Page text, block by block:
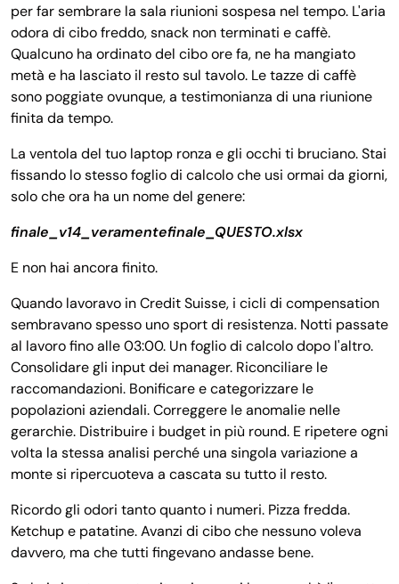
per far sembrare la sala riunioni sospesa nel tempo. L'aria
odora di cibo freddo, snack non terminati e caffè.
Qualcuno ha ordinato del cibo ore fa, ne ha mangiato
metà e ha lasciato il resto sul tavolo. Le tazze di caffè
sono poggiate ovunque, a testimonianza di una riunione
finita da tempo.
La ventola del tuo laptop ronza e gli occhi ti bruciano. Stai
fissando lo stesso foglio di calcolo che usi ormai da giorni,
solo che ora ha un nome del genere:
finale_v14_veramentefinale_QUESTO.xlsx
E non hai ancora finito.
Quando lavoravo in Credit Suisse, i cicli di compensation
sembravano spesso uno sport di resistenza. Notti passate
al lavoro fino alle 03:00. Un foglio di calcolo dopo l'altro.
Consolidare gli input dei manager. Riconciliare le
raccomandazioni. Bonificare e categorizzare le
popolazioni aziendali. Correggere le anomalie nelle
gerarchie. Distribuire i budget in più round. E ripetere ogni
volta la stessa analisi perché una singola variazione a
monte si ripercuoteva a cascata su tutto il resto.
Ricordo gli odori tanto quanto i numeri. Pizza fredda.
Ketchup e patatine. Avanzi di cibo che nessuno voleva
davvero, ma che tutti fingevano andasse bene.